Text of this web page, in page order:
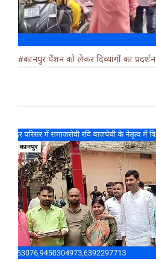
#कानपुर पेंशन को लेकर दिव्यांगों का प्रदर्शन